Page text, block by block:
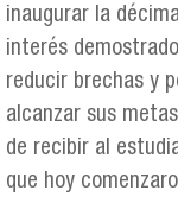
inaugurar la
interés
reducir brechas y
alcanzar sus
de recibir al
que hoy